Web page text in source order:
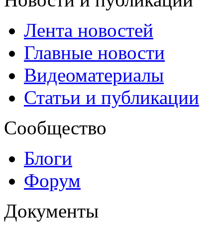
Лента новостей
Главные новости
Видеоматериалы
Статьи и публикации
Сообщество
Блоги
Форум
Документы